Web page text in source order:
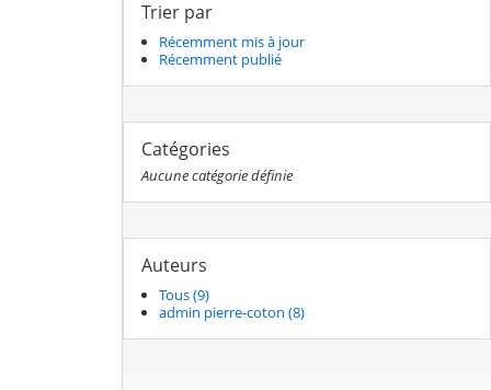
Trier par
Récemment mis à jour
Récemment publié
Catégories
Aucune catégorie définie
Auteurs
Tous (9)
admin pierre-coton (8)